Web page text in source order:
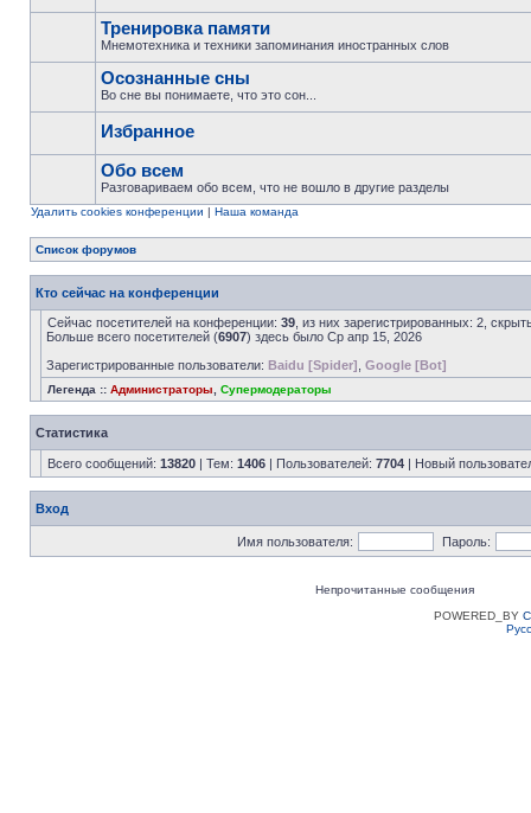
Тренировка памяти
Мнемотехника и техники запоминания иностранных слов
Осознанные сны
Во сне вы понимаете, что это сон...
Избранное
Обо всем
Разговариваем обо всем, что не вошло в другие разделы
Удалить cookies конференции | Наша команда
Список форумов
Кто сейчас на конференции
Сейчас посетителей на конференции: 39 , из них зарегистрированных: 2,
Больше всего посетителей (6907) здесь было Ср апр 15, 2026
Зарегистрированные пользователи: Baidu [Spider] Google [Bot]
Легенда :: Администраторы Супермодераторы
Статистика
Всего сообщений: 13820 | Тем: 1406 | Пользователей: 7704 | Новый
Вход
Имя пользователя: Пароль:
Непрочитанные сообщения
POWERED_BY